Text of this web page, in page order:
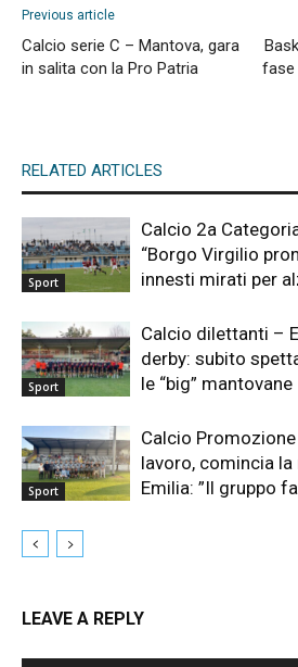
Previous article
Calcio serie C – Mantova, gara
in salita con la Pro Patria
fase
RELATED ARTICLES
Sport
Calcio 2a
“Borgo Virgilio
innesti mirati per
Sport
Calcio dilettanti –
derby: subito
le “big” mantovane
Sport
Calcio
lavoro, comincia la
Emilia: ”Il gruppo
LEAVE A REPLY